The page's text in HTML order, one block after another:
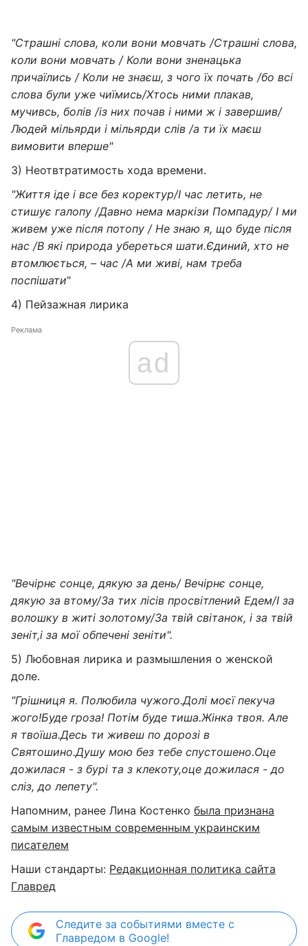
"Страшні слова, коли вони мовчать /Страшні слова,
коли вони мовчать / Коли вони зненацька
причаїлись / Коли не знаєш, з чого їх почать /бо всі
слова були уже чиїмись/Хтось ними плакав,
мучивсь, болів /із них почав і ними ж і завершив/
Людей мільярди і мільярди слів /а ти їх маєш
вимовити вперше"
3) Неотвтратимость хода времени.
"Життя іде і все без коректур/І час летить, не
стишує галопу /Давно нема маркізи Помпадур/ І ми
живем уже після потопу / Не знаю я, що буде після
нас /В які природа убереться шати.Єдиний, хто не
втомлюється, – час /А ми живі, нам треба
поспішати"
4) Пейзажная лирика
Реклама
ad
"Вечірнє сонце, дякую за день/ Вечірнє сонце,
дякую за втому/За тих лісів просвітлений Едем/І за
волошку в житі золотому/За твій світанок, і за твій
зеніт,і за мої обпечені зеніти".
5) Любовная лирика и размышления о женской
доле.
"Грішниця я. Полюбила чужого.Долі моєї пекуча
жого!Буде гроза! Потім буде тиша.Жінка твоя. Але
я твоїша.Десь ти живеш по дорозі в
Святошино.Душу мою без тебе спустошено.Оце
дожилася - з бурі та з клекоту,оце дожилася - до
сліз, до лепету".
Напомним, ранее Лина Костенко была признана
самым известным современным украинским
писателем
Наши стандарты: Редакционная политика сайта
Главред
Следите за событиями вместе с
Главредом в Google!